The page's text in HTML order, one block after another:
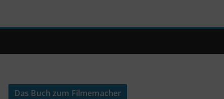
Das Buch zum Filmemacher